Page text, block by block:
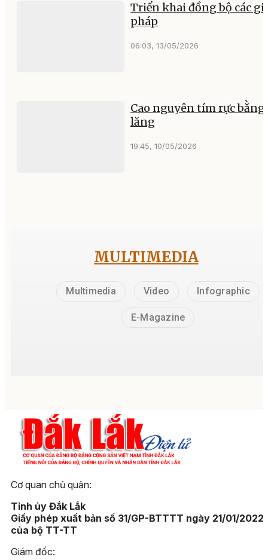
Triển khai đồng bộ các
pháp
06:03, 13/05/2026
Cao nguyên tím rực bằng
lăng
19:45, 10/05/2026
MULTIMEDIA
Multimedia Video Infographic
E-Magazine
Cơ quan chủ quản:
Tỉnh ủy Đắk Lắk
Giấy phép xuất bản số 31/GP-BTTTT ngày 21/01/2022
của bộ TT-TT
Giám đốc: